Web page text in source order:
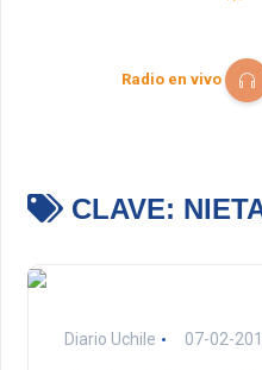
Radio en vivo
CLAVE:
Diario Uchile 07-02-